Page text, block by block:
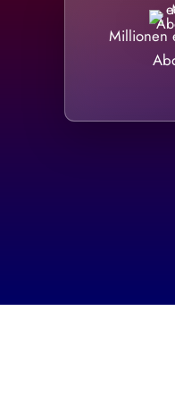
Millionen